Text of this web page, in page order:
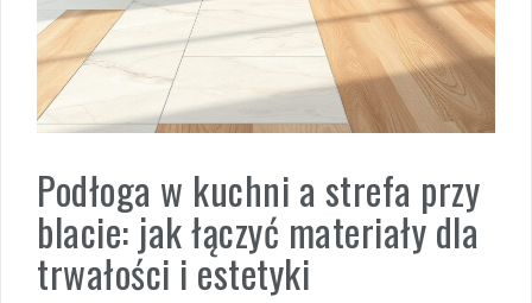
Podłoga w kuchni a strefa przy
blacie: jak łączyć materiały dla
trwałości i estetyki